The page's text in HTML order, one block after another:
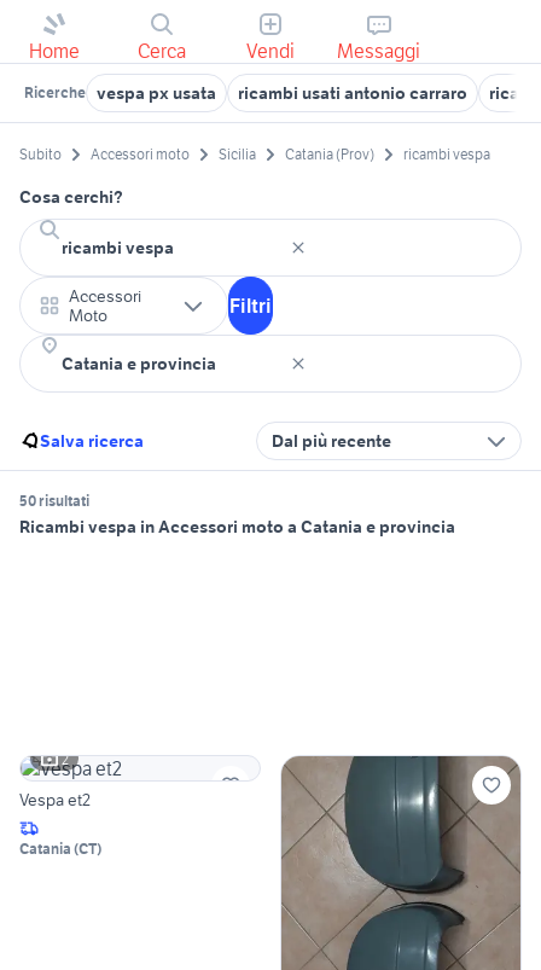
Home Cerca Vendi Messaggi
Ricerche vespa px usata ricambi usati antonio carraro
Subito Accessori moto Sicilia Catania (Prov) ricambi vespa
Cosa cerchi?
Accessori
Moto
Filtri
Salva ricerca Dal più recente
50 risultati
Ricambi vespa in Accessori moto a Catania e provincia
2
Vespa et2
Catania (CT)